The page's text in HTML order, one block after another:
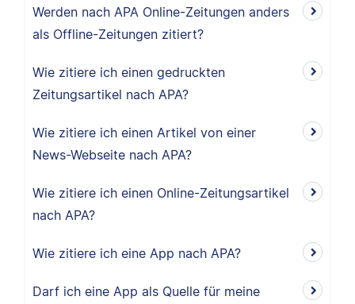
Werden nach APA Online-Zeitungen anders
als Offline-Zeitungen zitiert?
Wie zitiere ich einen gedruckten
Zeitungsartikel nach APA?
Wie zitiere ich einen Artikel von einer
News-Webseite nach APA?
Wie zitiere ich einen Online-Zeitungsartikel
nach APA?
Wie zitiere ich eine App nach APA?
Darf ich eine App als Quelle für meine